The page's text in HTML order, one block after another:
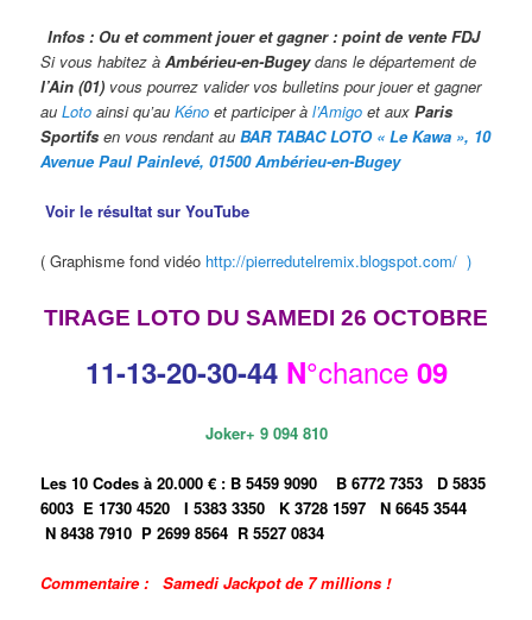
Infos : Ou et comment jouer et gagner : point de vente FDJ
Si vous habitez àAmbérieu-en-Bugeydans le département de
l’Ain (01) vous pourrez valider vos bulletins pour jouer et gagner
auLoto ainsi qu’auKéno et participer àl’Amigo et auxParis
Sportifs en vous rendant auBAR TABAC LOTO « Le Kawa », 10
Avenue Paul Painlevé, 01500 Ambérieu-en-Bugey
Voir le résultat sur YouTube
( Graphisme fond vidéo http://pierredutelremix.blogspot.com/ )
TIRAGE LOTO DU SAMEDI 26 OCTOBRE
11-13-20-30-44 N°chance09
Joker+ 9 094 810
Les 10 Codes à 20.000 € : B 5459 9090 B 6772 7353 D 5835
6003 E 1730 4520I 5383 3350 K 3728 1597N 6645 3544
N 8438 7910 P 2699 8564 R 5527 0834
Commentaire : Samedi Jackpot de 7 millions !